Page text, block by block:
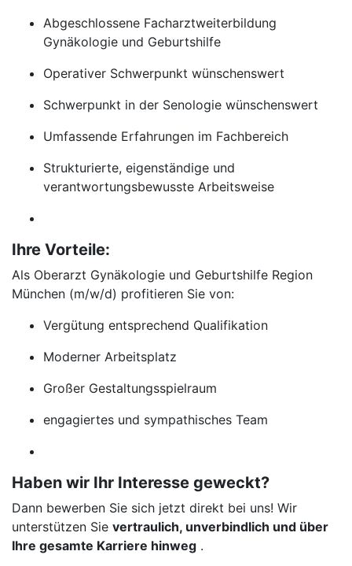
Abgeschlossene Facharztweiterbildung
Gynäkologie und Geburtshilfe
Operativer Schwerpunkt wünschenswert
Schwerpunkt in der Senologie wünschenswert
Umfassende Erfahrungen im Fachbereich
Strukturierte, eigenständige und
verantwortungsbewusste Arbeitsweise
Ihre Vorteile:
Als Oberarzt Gynäkologie und Geburtshilfe Region
München (m/w/d) profitieren Sie von:
Vergütung entsprechend Qualifikation
Moderner Arbeitsplatz
Großer Gestaltungsspielraum
engagiertes und sympathisches Team
Haben wir Ihr Interesse geweckt?
Dann bewerben Sie sich jetzt direkt bei uns! Wir
unterstützen Sie vertraulich, unverbindlich und über
Ihre gesamte Karriere hinweg .